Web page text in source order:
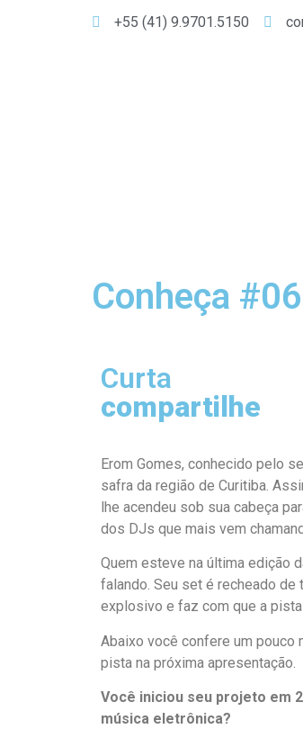
+55 (41) 9.9701.5150
Conheça
Curta
compartilhe
Erom Gomes, conhecido pelo
safra da região de Curitiba.
lhe acendeu sob sua cabeça
dos DJs que mais vem
Quem esteve na última edição
falando. Seu set é recheado
explosivo e faz com que a
Abaixo você confere um pouco
pista na próxima apresentação.
Você iniciou seu projeto em
música eletrônica?